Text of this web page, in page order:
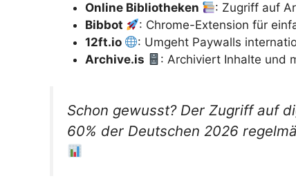
Online Bibliotheken
: Zugriff auf
Bibbot
: Chrome-Extension für
12ft.io
: Umgeht Paywalls
Archive.is
: Archiviert Inhalte und
Schon gewusst? Der Zugriff auf
60% der Deutschen 2026